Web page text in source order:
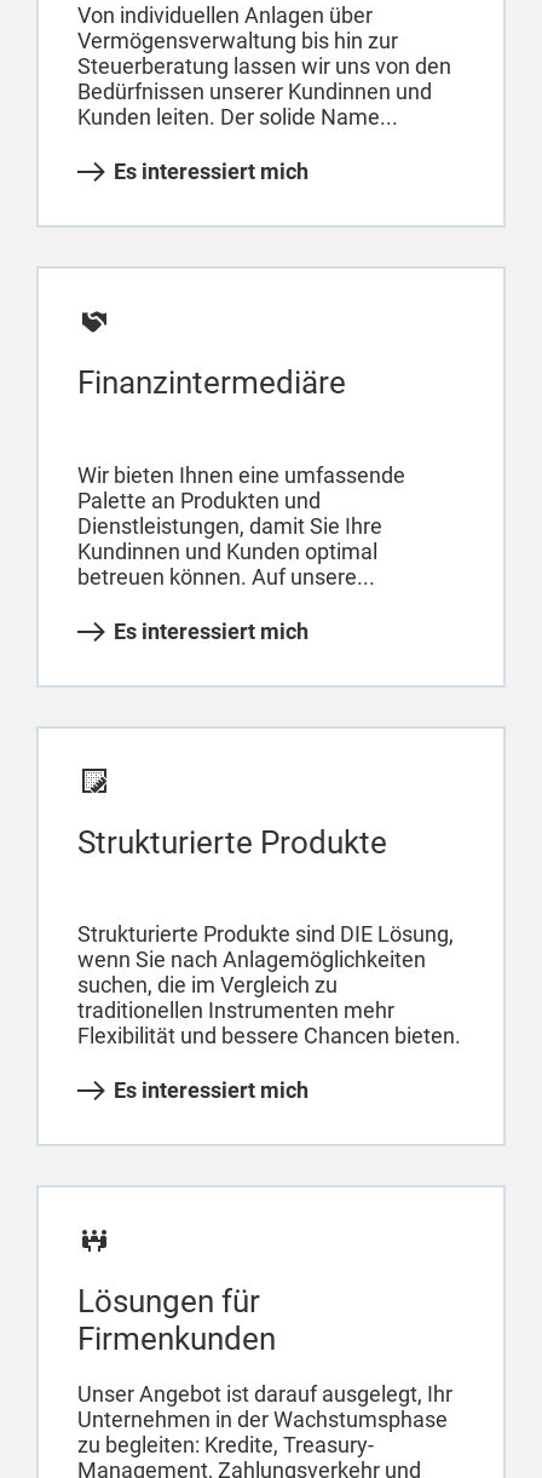
Von individuellen Anlagen über
Vermögensverwaltung bis hin zur
Steuerberatung lassen wir uns von den
Bedürfnissen unserer Kundinnen und
Kunden leiten. Der solide Name...
Es interessiert mich
Finanzintermediäre
Wir bieten Ihnen eine umfassende
Palette an Produkten und
Dienstleistungen, damit Sie Ihre
Kundinnen und Kunden optimal
betreuen können. Auf unsere...
Es interessiert mich
Strukturierte Produkte
Strukturierte Produkte sind DIE Lösung,
wenn Sie nach Anlagemöglichkeiten
suchen, die im Vergleich zu
traditionellen Instrumenten mehr
Flexibilität und bessere Chancen bieten.
Es interessiert mich
Lösungen für
Firmenkunden
Unser Angebot ist darauf ausgelegt, Ihr
Unternehmen in der Wachstumsphase
zu begleiten: Kredite, Treasury-
Management, Zahlungsverkehr und